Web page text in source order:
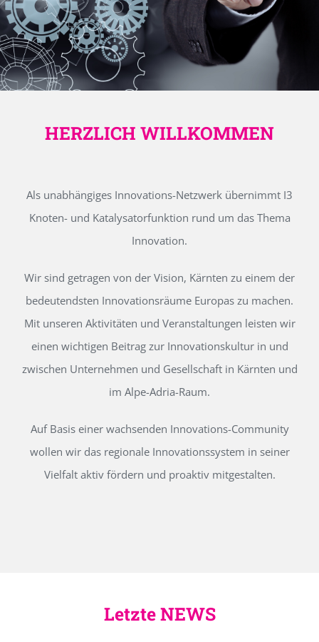
HERZLICH WILLKOMMEN
Als unabhängiges Innovations-Netzwerk übernimmt I3
Knoten- und Katalysatorfunktion rund um das Thema
Innovation.
Wir sind getragen von der Vision, Kärnten zu einem der
bedeutendsten Innovationsräume Europas zu machen.
Mit unseren Aktivitäten und Veranstaltungen leisten wir
einen wichtigen Beitrag zur Innovationskultur in und
zwischen Unternehmen und Gesellschaft in Kärnten und
im Alpe-Adria-Raum.
Auf Basis einer wachsenden Innovations-Community
wollen wir das regionale Innovationssystem in seiner
Vielfalt aktiv fördern und proaktiv mitgestalten.
Letzte NEWS